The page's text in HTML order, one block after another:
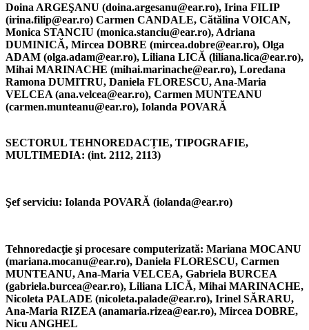
Doina ARGEŞANU (doina.argesanu@ear.ro), Irina FILIP
(irina.filip@ear.ro) Carmen CANDALE, Cătălina VOICAN,
Monica STANCIU (monica.stanciu@ear.ro), Adriana
DUMINICĂ, Mircea DOBRE (mircea.dobre@ear.ro), Olga
ADAM (olga.adam@ear.ro), Liliana LICĂ (liliana.lica@ear.ro),
Mihai MARINACHE (mihai.marinache@ear.ro), Loredana
Ramona DUMITRU, Daniela FLORESCU, Ana-Maria
VELCEA (ana.velcea@ear.ro), Carmen MUNTEANU
(carmen.munteanu@ear.ro), Iolanda POVARĂ
SECTORUL TEHNOREDACȚIE, TIPOGRAFIE,
MULTIMEDIA: (int. 2112, 2113)
Şef serviciu: Iolanda POVARĂ (iolanda@ear.ro)
Tehnoredacţie şi procesare computerizată: Mariana MOCANU
(mariana.mocanu@ear.ro), Daniela FLORESCU, Carmen
MUNTEANU, Ana-Maria VELCEA, Gabriela BURCEA
(gabriela.burcea@ear.ro), Liliana LICĂ, Mihai MARINACHE,
Nicoleta PALADE (nicoleta.palade@ear.ro), Irinel SĂRARU,
Ana-Maria RIZEA (anamaria.rizea@ear.ro), Mircea DOBRE,
Nicu ANGHEL